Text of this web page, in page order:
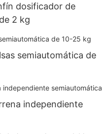
dosificador de
2 kg
semiautomática de
independiente